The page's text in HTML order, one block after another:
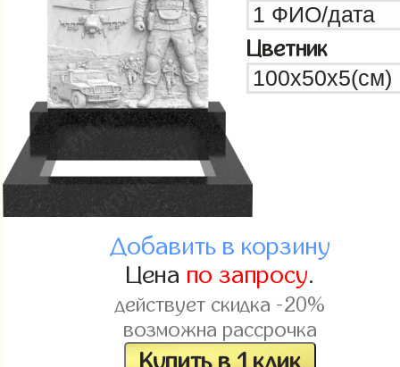
Цветник
Добавить в корзину
Цена по запросу.
действует скидка -20%
возможна рассрочка